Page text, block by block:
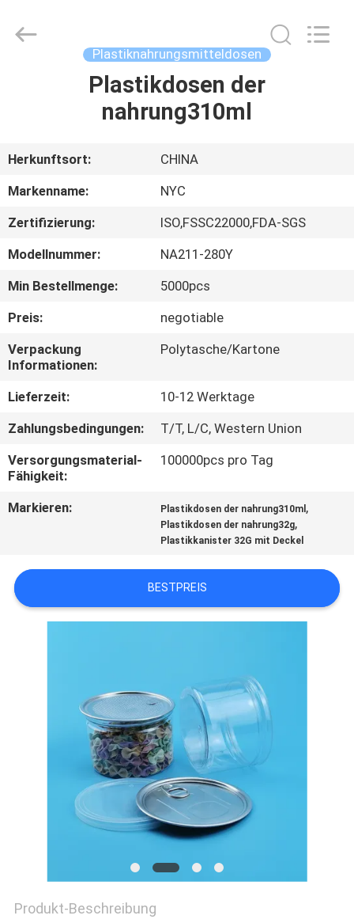
ÜBER
UNS
FABRIK-
AUSFLUG
QUALITÄTSKONTROLLE
TRETEN
SIE
UNS
IN
NACHRICHTEN
FÄLLE
PRIVACY
Co.,Ltd..
Plastiknahrungsmitteldosen
Plastikdosen der
nahrung310ml
Herkunftsort:
CHINA
Markenname:
NYC
Zertifizierung:
ISO,FSSC22000,FDA-SGS
Modellnummer:
NA211-280Y
Min Bestellmenge:
5000pcs
Preis:
negotiable
Verpackung
Informationen:
Polytasche/Kartone
Lieferzeit:
10-12 Werktage
Zahlungsbedingungen:
T/T, L/C, Western Union
Versorgungsmaterial-
Fähigkeit:
100000pcs pro Tag
Markieren: Plastikdosen der nahrung310ml ,
Plastikdosen der nahrung32g,
Plastikkanister 32G mit Deckel
BESTPREIS
Produkt-Beschreibung